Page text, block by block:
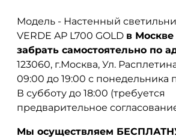
Модель - Настенный
VERDE AP L700 GOLD в
забрать самостоятельно по
123060, г.Москва, Ул.
09:00 до 19:00 с понедельника
В субботу до 18:00 (требуется
предварительное
Мы осуществляем